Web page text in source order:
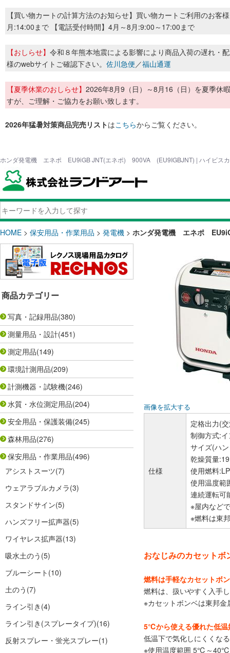
【買い物カートの計算方法のお知らせ】買い物カートご利用のお客
月:14:00まで 【電話受付時間】4月～8月:9:00～17:00まで
【おしらせ】 令和８年熊本地震による影響により商品入荷の遅れ・
様のwebサイトご確認下さい。 佐川急便／福山通運
【夏季休業のおしらせ】 2026年8月9（日）～8月16（日）を夏季休
すが、ご理解・ご協力をお願い致します。
2026年猛暑対策商品完売リストはこちらからご覧ください。
ホンダ発電機 エネポ EU9iGB JNT(エネポ) 900VA (EU9IGBJNT) | ハイビスカ
HOME > 保安用品・作業用品 > 発電機 > ホンダ発電機 エネポ
商品カテゴリー
写真・記録用品(380)
測量用品・設計(451)
測定用品(149)
環境計測用品(209)
計測機器・試験機(246)
水質・水位測定用品(204)
安全用品・保護装備(245)
森林用品(276)
保安用品・作業用品(496)
アシストスーツ(7)
ウェアラブルカメラ(3)
スタンドサイン(5)
ハンズフリー拡声器(5)
ワイヤレス拡声器(13)
吸水土のう (5)
ブルーシート (10)
土のう (7)
ライン引き (4)
ライン引き(スプレータイプ)(16)
反射スプレー・蛍光スプレー(1)
画像を拡大する
仕様
定格出力(
制御方式:
サイズ(ハ
乾燥質量
使用燃料
使用温度
連続運転可
※屋内など
※燃料は東
おなじみのカセット
燃料は手軽なカセットボ
燃料は、扱いやすく入手
※カセットボンベは東邦
5℃から使える優れた低温
低温下で気化しにくくな
※使用温度範囲 5℃～40℃